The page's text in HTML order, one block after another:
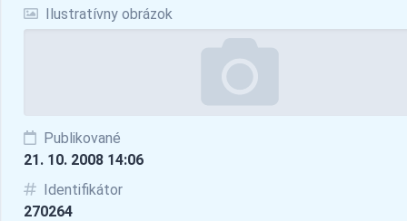
Ilustratívny obrázok
Publikované
21. 10. 2008 14:06
Identifikátor
270264